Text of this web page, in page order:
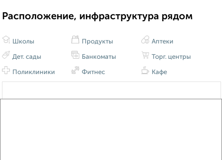
Расположение, инфраструктура рядом
Школы
Дет. сады
Поликлиники
Продукты
Банкоматы
Фитнес
Аптеки
Торг. центры
Кафе